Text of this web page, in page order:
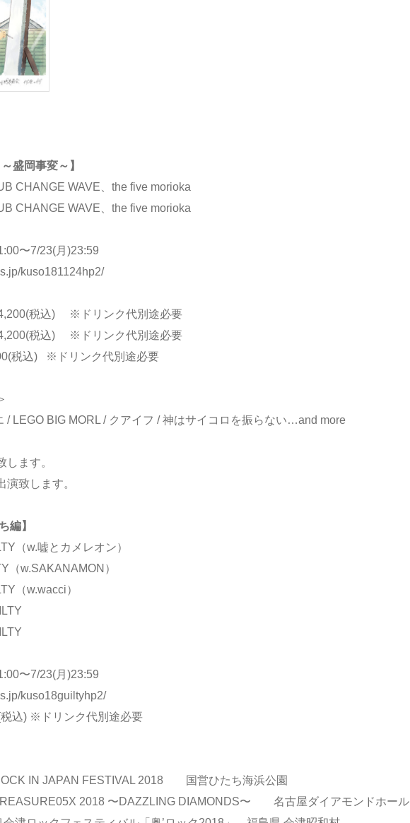
盛岡事変～】
CHANGE WAVE、the five morioka
CHANGE WAVE、the five morioka
〜7/23(月)23:59
kuso181124hp2/
税込) ※ドリンク代別途必要
税込) ※ドリンク代別途必要
税込) ※ドリンク代別途必要
/ LEGO BIG MORL / クアイフ / 神はサイコロを振らない…and more
ます。
致します。
編】
（w.嘘とカメレオン）
（w.SAKANAMON）
（w.wacci）
〜7/23(月)23:59
kuso18guiltyhp2/
込) ※ドリンク代別途必要
IN JAPAN FESTIVAL 2018 国営ひたち海浜公園
2018 〜DAZZLING DIAMONDS〜 名古屋ダイアモンドホール